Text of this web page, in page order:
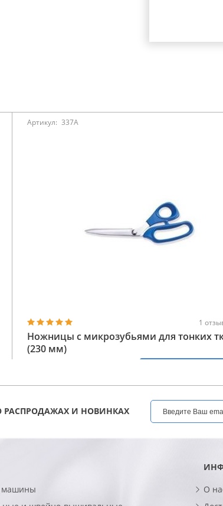
Артикул: 337А
1
Ножницы с микрозубьями для тонких
(230 мм)
РАСПРОДАЖАХ И НОВИНКАХ
О